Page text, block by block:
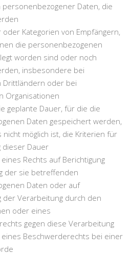
personenbezogener Daten, die
oder Kategorien von Empfängern,
die personenbezogenen
worden sind oder noch
insbesondere bei
Drittländern oder bei
Organisationen
geplante Dauer, für die die
Daten gespeichert werden,
nicht möglich ist, die Kriterien für
dieser Dauer
Rechts auf Berichtigung
der sie betreffenden
Daten oder auf
der Verarbeitung durch den
oder eines
gegen diese Verarbeitung
Beschwerderechts bei einer